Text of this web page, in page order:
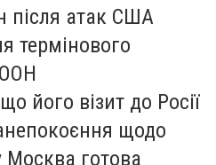
після атак США
термінового
його візит до Росії
щодо
Москва готова